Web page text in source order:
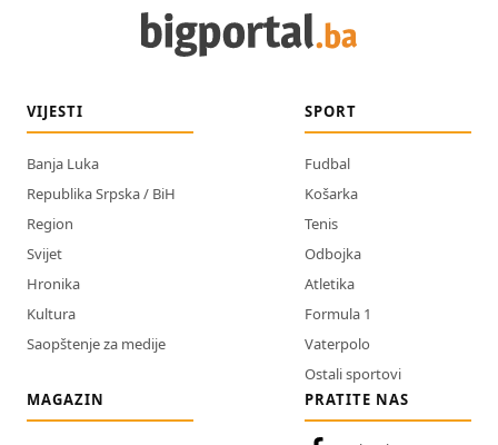
VIJESTI
Banja Luka
Republika Srpska / BiH
Region
Svijet
Hronika
Kultura
Saopštenje za medije
SPORT
Fudbal
Košarka
Tenis
Odbojka
Atletika
Formula 1
Vaterpolo
Ostali sportovi
MAGAZIN
PRATITE NAS